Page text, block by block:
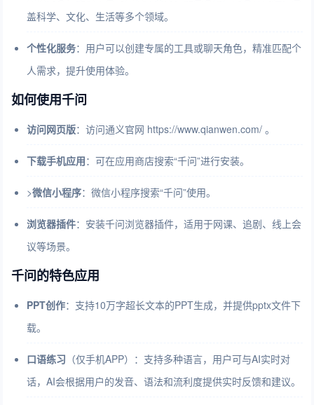
盖科学、文化、生活等多个领域。
个性化服务：用户可以创建专属的工具或聊天角色，精准匹配个
人需求，提升使用体验。
如何使用千问
访问网页版：访问通义官网 https://www.qianwen.com/ 。
下载手机应用：可在应用商店搜索“千问”进行安装。
>微信小程序：微信小程序搜索“千问”使用。
浏览器插件：安装千问浏览器插件，适用于网课、追剧、线上会
议等场景。
千问的特色应用
PPT创作：支持10万字超长文本的PPT生成，并提供pptx文件下
载。
口语练习 （仅手机APP）：支持多种语言，用户可与AI实时对
话，AI会根据用户的发音、语法和流利度提供实时反馈和建议。